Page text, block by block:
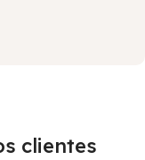
clientes